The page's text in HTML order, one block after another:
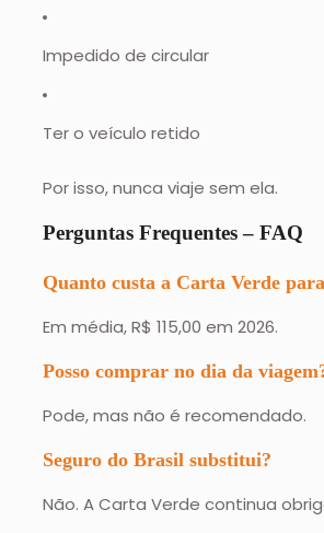
Impedido de circular
Ter o veículo retido
Por isso, nunca viaje sem ela.
Perguntas Frequentes – FAQ
Quanto custa a Carta Verde
Em média, R$ 115,00 em 2026.
Posso comprar no dia da
Pode, mas não é recomendado.
Seguro do Brasil substitui?
Não. A Carta Verde continua